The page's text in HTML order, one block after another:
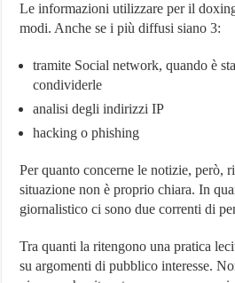
Le informazioni utilizzare per il
modi. Anche se i più diffusi siano 3:
tramite Social network, quando è
condividerle
analisi degli indirizzi IP
hacking o phishing
Per quanto concerne le notizie, però,
situazione non è proprio chiara. In
giornalistico ci sono due correnti di
Tra quanti la ritengono una pratica
su argomenti di pubblico interesse.